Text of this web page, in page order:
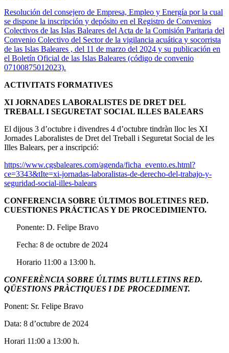
Resolución del consejero de Empresa, Empleo y Energía por la cual
se dispone la inscripción y depósito en el Registro de Convenios
Colectivos de las Islas Baleares del Acta de la Comisión Paritaria del
Convenio Colectivo del Sector de la vigilancia acuática y socorrista
de las Islas Baleares , del 11 de marzo del 2024 y su publicación en
el Boletín Oficial de las Islas Baleares (código de convenio
07100875012023).
ACTIVITATS FORMATIVES
XI JORNADES LABORALISTES DE DRET DEL
TREBALL I SEGURETAT SOCIAL ILLES BALEARS
El dijous 3 d’octubre i divendres 4 d’octubre tindràn lloc les XI
Jornades Laboralistes de Dret del Treball i Seguretat Social de les
Illes Balears, per a inscripció:
https://www.cgsbaleares.com/agenda/ficha_evento.es.html?
ce=3343&tIte=xi-jornadas-laboralistas-de-derecho-del-trabajo-y-
seguridad-social-illes-balears
CONFERENCIA SOBRE ÚLTIMOS BOLETINES RED.
CUESTIONES PRÁCTICAS Y DE PROCEDIMIENTO.
Ponente: D. Felipe Bravo
Fecha: 8 de octubre de 2024
Horario 11:00 a 13:00 h.
CONFERÈNCIA SOBRE ÚLTIMS BUTLLETINS RED.
QÜESTIONS PRÀCTIQUES I DE PROCEDIMENT.
Ponent: Sr. Felipe Bravo
Data: 8 d’octubre de 2024
Horari 11:00 a 13:00 h.